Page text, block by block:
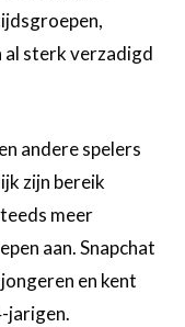
al sterk verzadigd
andere spelers
zijn bereik
meer
aan. Snapchat
en kent
jarigen.